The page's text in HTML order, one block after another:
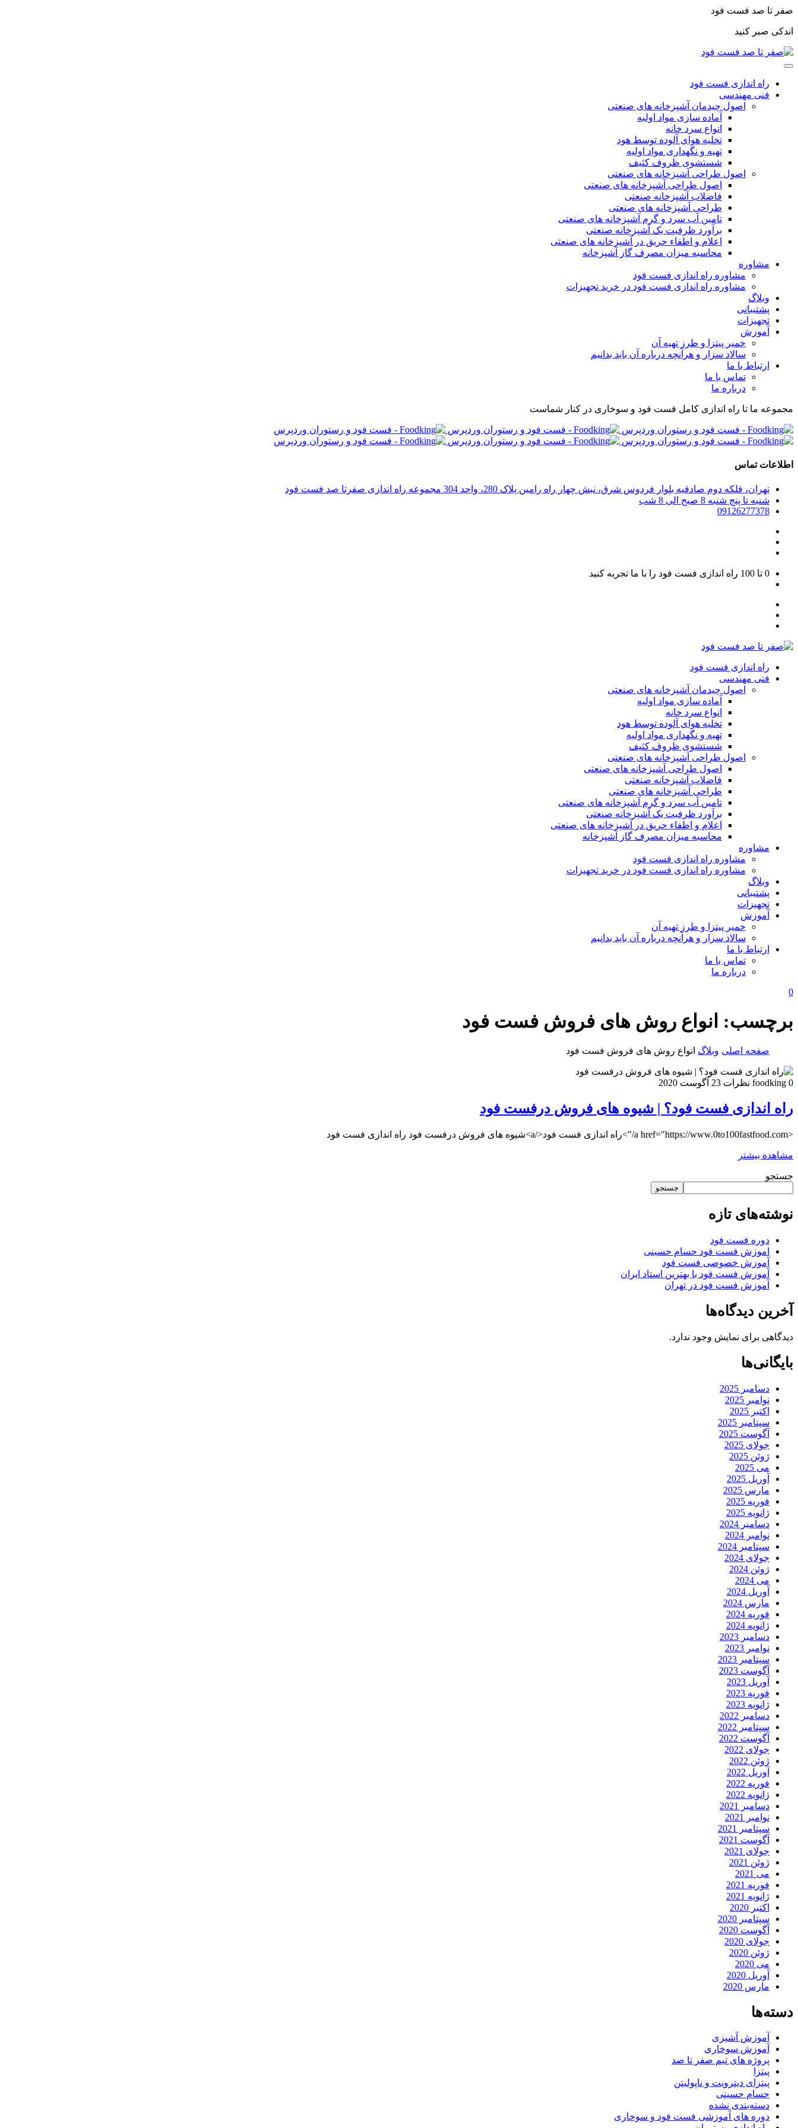
صفر تا صد فست فود
اندکی صبر کنید
راه اندازی فست فود
فنی مهندسی
اصول چیدمان آشپزخانه های صنعتی
آماده سازی مواد اولیه
انواع سرد خانه
تخلیه هوای آلوده توسط هود
تهیه و نگهداری مواد اولیه
شستشوی ظروف کثیف
اصول طراحی آشپزخانه های صنعتی
اصول طراحی آشپزخانه های صنعتی
فاضلاب آشپزخانه صنعتی
طراحی آشپزخانه های صنعتی
تامین آب سرد و گرم آشپزخانه های صنعتی
برآورد ظرفیت یک آشپزخانه صنعتی
اعلام و اطفاء حریق در آشپزخانه های صنعتی
محاسبه میزان مصرف گاز آشپزخانه
مشاوره
مشاوره راه اندازی فست فود
مشاوره راه اندازی فست فود در خرید تجهیزات
وبلاگ
پشتیبانی
تجهیزات
آموزش
خمیر پیتزا و طرز تهیه آن
سالاد سزار و هرآنچه درباره آن باید بدانیم
ارتباط با ما
تماس با ما
درباره ما
مجموعه ما تا راه اندازی کامل فست فود و سوخاری در کنار شماست
اطلاعات تماس
تهران، فلکه دوم صادقیه بلوار فردوس شرق، نبش چهار راه رامین پلاک 280، واحد 304 مجموعه راه اندازی صفرتا صد فست فود
شنبه تا پنج شنبه 8 صبح الی 8 شب
09126277378
0 تا 100 راه اندازی فست فود را با ما تجربه کنید
راه اندازی فست فود
فنی مهندسی
اصول چیدمان آشپزخانه های صنعتی
آماده سازی مواد اولیه
انواع سرد خانه
تخلیه هوای آلوده توسط هود
تهیه و نگهداری مواد اولیه
شستشوی ظروف کثیف
اصول طراحی آشپزخانه های صنعتی
اصول طراحی آشپزخانه های صنعتی
فاضلاب آشپزخانه صنعتی
طراحی آشپزخانه های صنعتی
تامین آب سرد و گرم آشپزخانه های صنعتی
برآورد ظرفیت یک آشپزخانه صنعتی
اعلام و اطفاء حریق در آشپزخانه های صنعتی
محاسبه میزان مصرف گاز آشپزخانه
مشاوره
مشاوره راه اندازی فست فود
مشاوره راه اندازی فست فود در خرید تجهیزات
وبلاگ
پشتیبانی
تجهیزات
آموزش
خمیر پیتزا و طرز تهیه آن
سالاد سزار و هرآنچه درباره آن باید بدانیم
ارتباط با ما
تماس با ما
درباره ما
0
برچسب: انواع روش های فروش فست فود
صفحه اصلی وبلاگ انواع روش های فروش فست فود
foodking 0 نظرات 23 آگوست 2020
راه اندازی فست فود؟ | شیوه های فروش درفست فود
<a href="https://www.0to100fastfood.com/">راه اندازی فست فود</a>شیوه های فروش درفست فود راه اندازی فست فود
مشاهده بیشتر
جستجو
جستجو
نوشته‌های تازه
دوره فست فود
اموزش فست فود حسام حسینی
آموزش خصوصی فست فود
آموزش فست فود با بهترین استاد ایران
آموزش فست فود در تهران
آخرین دیدگاه‌ها
دیدگاهی برای نمایش وجود ندارد.
بایگانی‌ها
دسامبر 2025
نوامبر 2025
اکتبر 2025
سپتامبر 2025
آگوست 2025
جولای 2025
ژوئن 2025
می 2025
آوریل 2025
مارس 2025
فوریه 2025
ژانویه 2025
دسامبر 2024
نوامبر 2024
سپتامبر 2024
جولای 2024
ژوئن 2024
می 2024
آوریل 2024
مارس 2024
فوریه 2024
ژانویه 2024
دسامبر 2023
نوامبر 2023
سپتامبر 2023
آگوست 2023
آوریل 2023
فوریه 2023
ژانویه 2023
دسامبر 2022
سپتامبر 2022
آگوست 2022
جولای 2022
ژوئن 2022
آوریل 2022
فوریه 2022
ژانویه 2022
دسامبر 2021
نوامبر 2021
سپتامبر 2021
آگوست 2021
جولای 2021
ژوئن 2021
می 2021
فوریه 2021
ژانویه 2021
اکتبر 2020
سپتامبر 2020
آگوست 2020
جولای 2020
ژوئن 2020
می 2020
آوریل 2020
مارس 2020
دسته‌ها
آموزش آشپزی
آموزش سوخاری
پروژه های تیم صفر تا صد
پیتزا
پیتزای دیترویت و ناپولیتن
حسام حسینی
دسته‌بندی نشده
دوره های آموزشی فست فود و سوخاری